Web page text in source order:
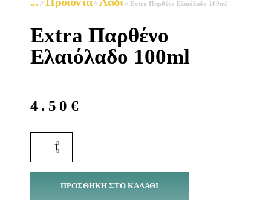
// // // Extra Παρθένο Ελαιόλαδο 100ml
Extra Παρθένο
Ελαιόλαδο 100ml
4.50 €
ΠΡΟΣΘΉΚΗ ΣΤΟ ΚΑΛΆΘΙ